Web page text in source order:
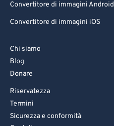
Convertitore di immagini Android
Convertitore di immagini iOS
Chi siamo
Blog
Donare
Riservatezza
Termini
Sicurezza e conformità